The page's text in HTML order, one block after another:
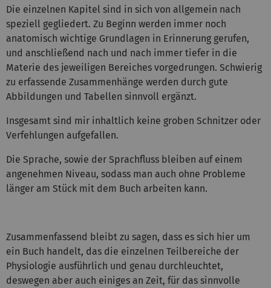
Die einzelnen Kapitel sind in sich von allgemein nach
speziell gegliedert. Zu Beginn werden immer noch
anatomisch wichtige Grundlagen in Erinnerung gerufen,
und anschließend nach und nach immer tiefer in die
Materie des jeweiligen Bereiches vorgedrungen. Schwierig
zu erfassende Zusammenhänge werden durch gute
Abbildungen und Tabellen sinnvoll ergänzt.
Insgesamt sind mir inhaltlich keine groben Schnitzer oder
Verfehlungen aufgefallen.
Die Sprache, sowie der Sprachfluss bleiben auf einem
angenehmen Niveau, sodass man auch ohne Probleme
länger am Stück mit dem Buch arbeiten kann.
Zusammenfassend bleibt zu sagen, dass es sich hier um
ein Buch handelt, das die einzelnen Teilbereiche der
Physiologie ausführlich und genau durchleuchtet,
deswegen aber auch einiges an Zeit, für das sinnvolle